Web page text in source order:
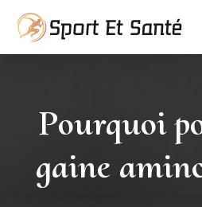
Pourquoi
gaine